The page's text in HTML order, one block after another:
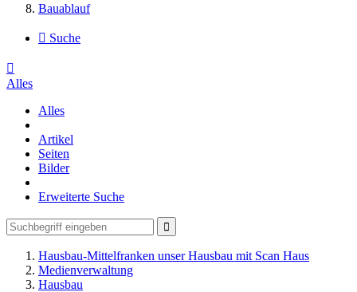
Bauablauf
Suche
Alles
Alles
Artikel
Seiten
Bilder
Erweiterte Suche
Hausbau-Mittelfranken unser Hausbau mit Scan Haus
Medienverwaltung
Hausbau